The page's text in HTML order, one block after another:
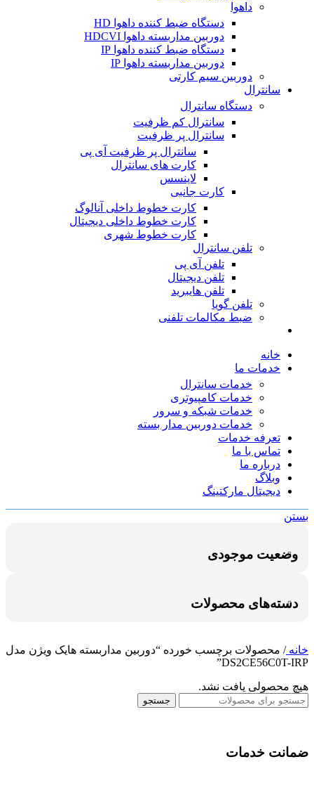
داهوا
دستگاه ضبط کننده داهوا HD
دوربین مداربسته داهوا HDCVI
دستگاه ضبط کننده داهوا IP
دوربین مداربسته داهوا IP
دوربین سیم کارتی
سانترال
دستگاه سانترال
سانترال کم ظرفیت
سانترال پر ظرفیت
سانترال پر ظرفیت آی پی
کارت های سانترال
لاینسس
کارت جانبی
کارت خطوط داخلی آنالوگ
کارت خطوط داخلی دیجیتال
کارت خطوط شهری
تلفن سانترال
تلفن آی پی
تلفن دیجیتال
تلفن هایبرید
تلفن گویا
ضبط مکالمات تلفنی
خانه
خدمات ما
خدمات سانترال
خدمات کامپیوتری
خدمات شبکه و سرور
خدمات دوربین مدار بسته
تعرفه خدمات
تماس با ما
درباره ما
وبلاگ
دیجیتال مارکتینگ
بستن
وضعیت موجودی
دسته‌های محصولات
خانه/ محصولات برچسب خورده “دوربین مداربسته هایک ویژن مدل
DS2CE56C0T-IRP”
هیچ محصولی یافت نشد.
جستجو
ضمانت خدمات